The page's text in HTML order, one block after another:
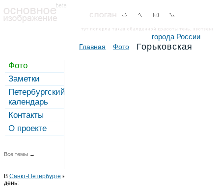
города России
Фото
Заметки
Петербургский
календарь
Контакты
О проекте
Все темы →
В Санкт-Петербурге в этот
день:
Главная Фото Горьковская